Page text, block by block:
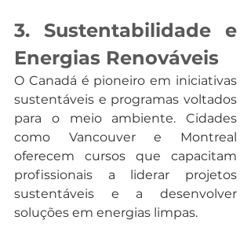
3. Sustentabilidade e
Energias Renováveis
O Canadá é pioneiro em iniciativas
sustentáveis e programas voltados
para o meio ambiente. Cidades
como Vancouver e Montreal
oferecem cursos que capacitam
profissionais a liderar projetos
sustentáveis e a desenvolver
soluções em energias limpas.